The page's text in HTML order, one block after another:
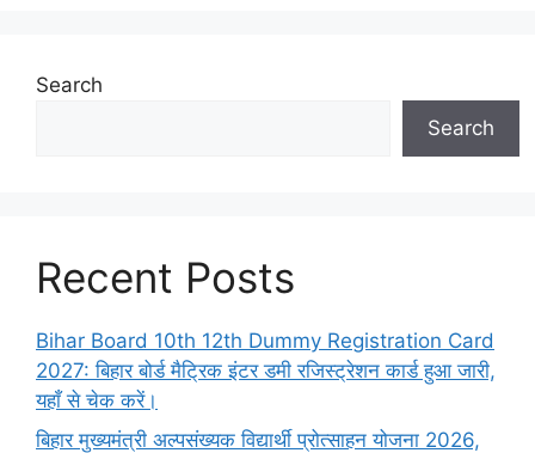
Search
Search
Recent Posts
Bihar Board 10th 12th Dummy Registration Card
2027: बिहार बोर्ड मैट्रिक इंटर डमी रजिस्ट्रेशन कार्ड हुआ जारी,
यहाँ से चेक करें।
बिहार मुख्यमंत्री अल्पसंख्यक विद्यार्थी प्रोत्साहन योजना 2026,